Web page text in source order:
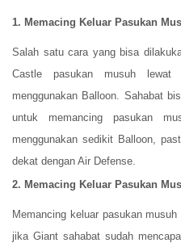
1. Memacing Keluar Pasukan
Salah satu cara yang bisa
Castle pasukan musuh lewat
menggunakan Balloon. Sahabat
untuk memancing pasukan
menggunakan sedikit Balloon,
dekat dengan Air Defense.
2. Memacing Keluar Pasukan
Memancing keluar pasukan
jika Giant sahabat sudah